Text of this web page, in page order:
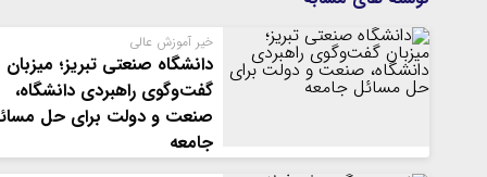
خیر آموزش عالی
دانشگاه صنعتی تبریز؛ میزبان
گفت‌وگوی راهبردی دانشگاه،
صنعت و دولت برای حل
جامعه